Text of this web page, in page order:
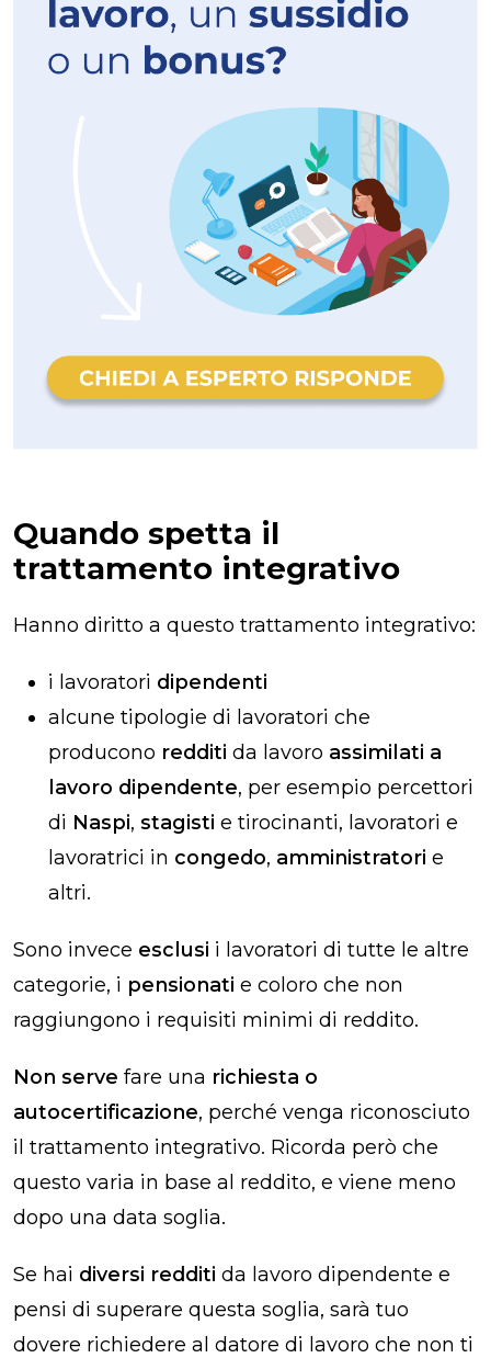
Quando spetta il
trattamento integrativo
Hanno diritto a questo trattamento integrativo:
i lavoratori dipendenti
alcune tipologie di lavoratori che
producono redditi da lavoro assimilati a
lavoro dipendente, per esempio percettori
di Naspi, stagisti e tirocinanti, lavoratori e
lavoratrici in congedo, amministratori e
altri.
Sono invece esclusi i lavoratori di tutte le altre
categorie, i pensionati e coloro che non
raggiungono i requisiti minimi di reddito.
Non serve fare una richiesta o
autocertificazione, perché venga riconosciuto
il trattamento integrativo. Ricorda però che
questo varia in base al reddito, e viene meno
dopo una data soglia.
Se hai diversi redditi da lavoro dipendente e
pensi di superare questa soglia, sarà tuo
dovere richiedere al datore di lavoro che non ti